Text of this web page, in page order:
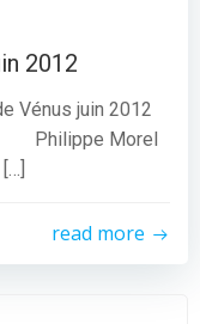
2012
Vénus juin 2012
Philippe Morel
read more